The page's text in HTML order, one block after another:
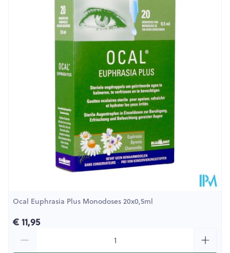
32 mm
Verpakking
Zonder bewaarmiddelen
Kamertemperatuur (15°C -
25°C)
Ocal Euphrasia Plus Monodoses 20x0,5ml
€ 11,95